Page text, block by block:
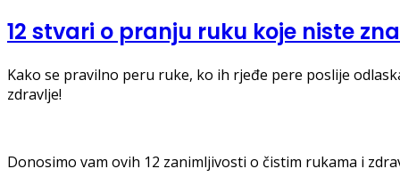
12 stvari o pranju ruku koje niste
Kako se pravilno peru ruke, ko ih rjeđe pere poslije
zdravlje!
Donosimo vam ovih 12 zanimljivosti o čistim rukama i